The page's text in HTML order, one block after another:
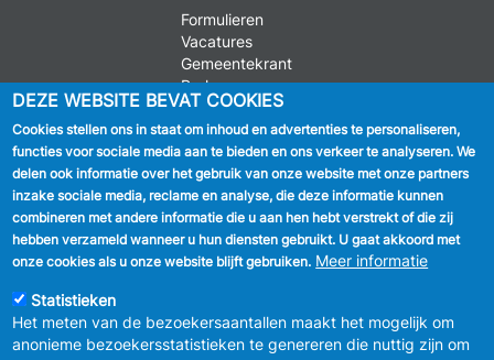
Formulieren
Vacatures
Gemeentekrant
Parkeren
VOLG ONS
Facebook
Linkedin
Instagram
DEZE WEBSITE BEVAT COOKIES
Cookies stellen ons in staat om inhoud en advertenties te personaliseren,
functies voor sociale media aan te bieden en ons verkeer te analyseren. We
delen ook informatie over het gebruik van onze website met onze partners
inzake sociale media, reclame en analyse, die deze informatie kunnen
combineren met andere informatie die u aan hen hebt verstrekt of die zij
hebben verzameld wanneer u hun diensten gebruikt. U gaat akkoord met
onze cookies als u onze website blijft gebruiken. Meer informatie
Statistieken
Het meten van de bezoekersaantallen maakt het mogelijk om
anonieme bezoekersstatistieken te genereren die nuttig zijn om